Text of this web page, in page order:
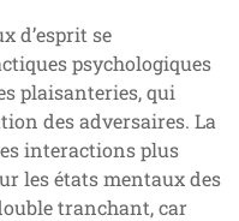
d’esprit se
psychologiques
plaisanteries, qui
des adversaires. La
interactions plus
les états mentaux des
tranchant, car